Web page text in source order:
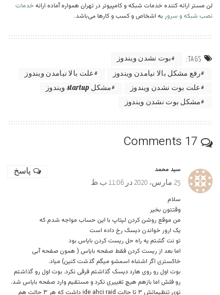
لن مستر ارائه کننده خدمات شبکه و کامپیوتر در تهران همواره آماده ارائه خدمات
نصب شبکه و سرور به اشخاص و کسب و کارها می‌باشد.
TAGS:
بوت نشدن ویندوز
رفع مشکل بالا نیامدن ویندوز
علت بالا نیامدن ویندوز
علت بوت نشدن ویندوز
مشکل startup ویندوز
مشکل بوت نشدن ویندوز
17 Comments
سید محمد
25 مارس، 2020 در 11:06 ب.ظ
سلام
وقتتون بخیر
من موقع روشن کردن لپتاپ با این حساب مواجه شدم که
یک ارور خواندن دیسک رخ داده است
تو نت گشتم یه راه حل ریست کردن بایاس بود
اما بعد از ریست کردن فقط صفحه بایاس ( همون صفحه آبی
خاکستری اگر اشتباه اسمشو میگم گذشت کنین) میاد.
بوت اول رو روی هارد دیسک گذاشتم فرقی نکرد. بوت اول رو گذاشتم
رو فلش اما بازهم هیچ تغییری نکرد و مستقیم وارد صفحه بایاس شد.
توی تنظیماتش ۳ تا حالت ide ahci raid داشت که هر ۳ حالت هم
پاسخ